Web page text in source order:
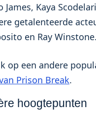
James, Kaya
getalenteerde
en Ray
op een andere
Prison Break.
hoogtepunten